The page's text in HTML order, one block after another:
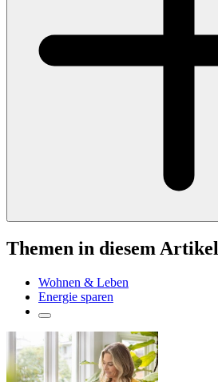
Themen in diesem Artikel
Wohnen & Leben
Energie sparen